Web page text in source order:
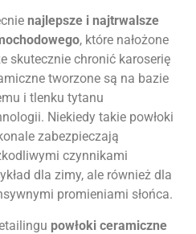
najlepsze i najtrwalsze
, które nałożone
skutecznie chronić karoserię
tworzone są na bazie
i tlenku tytanu
Niekiedy takie powłoki
zabezpieczają
czynnikami
dla zimy, ale również dla
promieniami słońca.
powłoki ceramiczne